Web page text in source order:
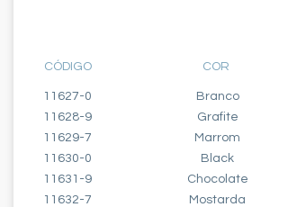
CÓDIGO
11627-0
11628-9
11629-7
11630-0
11631-9
11632-7
COR
Branco
Grafite
Marrom
Black
Chocolate
Mostarda